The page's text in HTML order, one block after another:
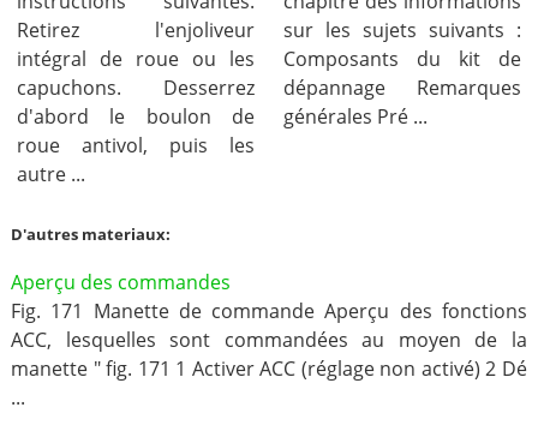
Retirez l'enjoliveur
intégral de roue ou les
capuchons. Desserrez
d'abord le boulon de
roue antivol, puis les
autre ...
sur les sujets suivants :
Composants du kit de
dépannage Remarques
générales Pré ...
D'autres materiaux:
Aperçu des commandes
Fig. 171 Manette de commande Aperçu des fonctions
ACC, lesquelles sont commandées au moyen de la
manette " fig. 171 1 Activer ACC (réglage non activé) 2 Dé
...